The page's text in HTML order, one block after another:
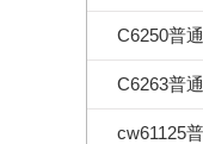
C6250普
C6263普
cw61125